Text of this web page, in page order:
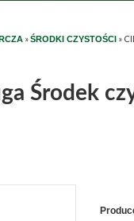
»ŚRODKI CZYSTOŚCI »
Środek